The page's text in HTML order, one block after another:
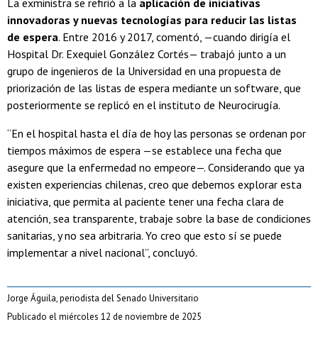
innovadoras y nuevas tecnologías para reducir las listas
de espera. Entre 2016 y 2017, comentó, —cuando dirigía el
Hospital Dr. Exequiel González Cortés— trabajó junto a un
grupo de ingenieros de la Universidad en una propuesta de
priorización de las listas de espera mediante un software, que
posteriormente se replicó en el instituto de Neurocirugía.
“En el hospital hasta el día de hoy las personas se ordenan por
tiempos máximos de espera —se establece una fecha que
asegure que la enfermedad no empeore—. Considerando que ya
existen experiencias chilenas, creo que debemos explorar esta
iniciativa, que permita al paciente tener una fecha clara de
atención, sea transparente, trabaje sobre la base de condiciones
sanitarias, y no sea arbitraria. Yo creo que esto sí se puede
implementar a nivel nacional”, concluyó.
Jorge Águila, periodista del Senado Universitario
Publicado el miércoles 12 de noviembre de 2025